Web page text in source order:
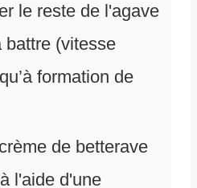
le reste de l'agave
battre (vitesse
formation de
de betterave
l'aide d'une